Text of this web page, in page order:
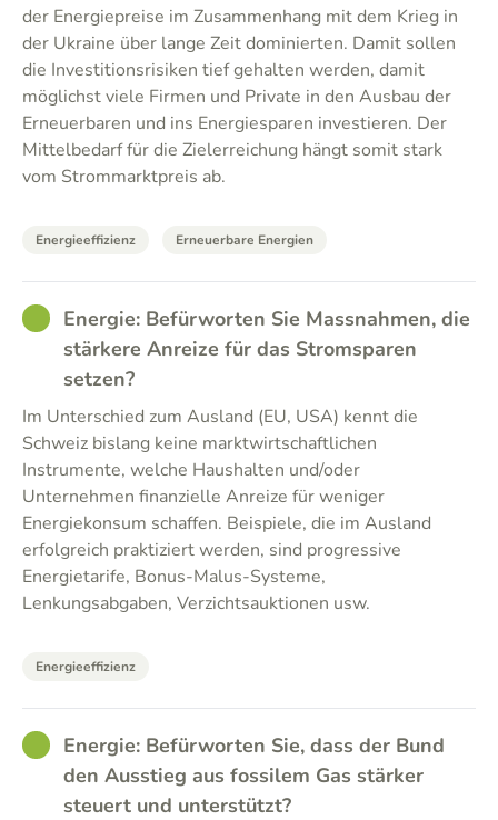
der Energiepreise im Zusammenhang mit dem Krieg in
der Ukraine über lange Zeit dominierten. Damit sollen
die Investitionsrisiken tief gehalten werden, damit
möglichst viele Firmen und Private in den Ausbau der
Erneuerbaren und ins Energiesparen investieren. Der
Mittelbedarf für die Zielerreichung hängt somit stark
vom Strommarktpreis ab.
Energieeffizienz Erneuerbare Energien
GOODEnergie: Befürworten Sie Massnahmen, die
stärkere Anreize für das Stromsparen
setzen?
Im Unterschied zum Ausland (EU, USA) kennt die
Schweiz bislang keine marktwirtschaftlichen
Instrumente, welche Haushalten und/oder
Unternehmen finanzielle Anreize für weniger
Energiekonsum schaffen. Beispiele, die im Ausland
erfolgreich praktiziert werden, sind progressive
Energietarife, Bonus-Malus-Systeme,
Lenkungsabgaben, Verzichtsauktionen usw.
Energieeffizienz
GOODEnergie: Befürworten Sie, dass der Bund
den Ausstieg aus fossilem Gas stärker
steuert und unterstützt?